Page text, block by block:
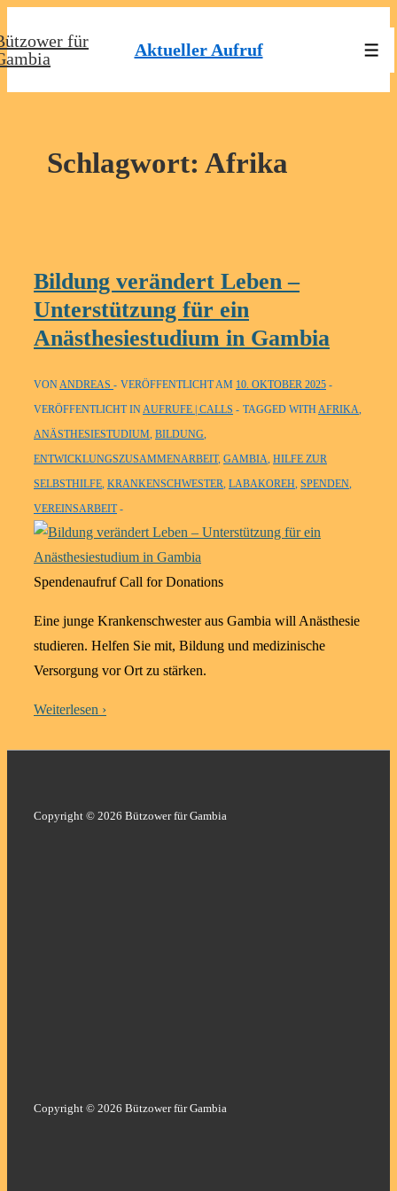
Zum
Inhalt
für
Aktueller Aufruf
Schlagwort: Afrika
Bildung verändert Leben –
Unterstützung für ein
Anästhesiestudium in Gambia
VONANDREAS VERÖFFENTLICHT AM 10. OKTOBER 2025
VERÖFFENTLICHT INAUFRUFE | CALLS TAGGED WITHAFRIKA,
ANÄSTHESIESTUDIUM, BILDUNG,
ENTWICKLUNGSZUSAMMENARBEIT, GAMBIA, HILFE ZUR
SELBSTHILFE, KRANKENSCHWESTER, LABAKOREH, SPENDEN,
VEREINSARBEIT
Spendenaufruf Call for Donations
Eine junge Krankenschwester aus Gambia will Anästhesie
studieren. Helfen Sie mit, Bildung und medizinische
Versorgung vor Ort zu stärken.
Weiterlesen ›
Copyright © 2026 Bützower für Gambia
Copyright © 2026 Bützower für Gambia